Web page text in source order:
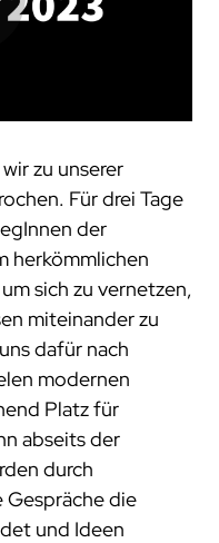
zu unserer
Für drei Tage
der
herkömmlichen
sich zu vernetzen,
miteinander zu
dafür nach
modernen
Platz für
abseits der
durch
die
und Ideen